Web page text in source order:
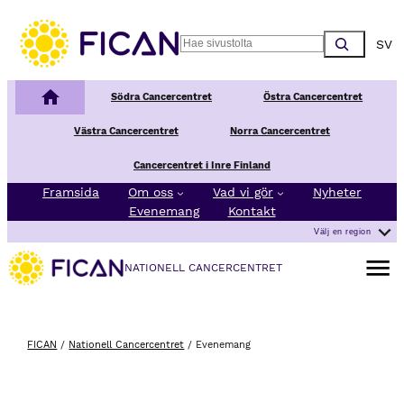
Search
Nationellt Cancercentrum
Södra Cancercentret Östra Cancercentret
Västra Cancercentret Norra Cancercentret
Cancercentret i Inre Finland
Framsida Om oss Vad vi gör
Nyheter
Evenemang
Kontakt
Välj en region
NATIONELL CANCERCENTRET
Öppna
FICAN / Nationell Cancercentret / Evenemang